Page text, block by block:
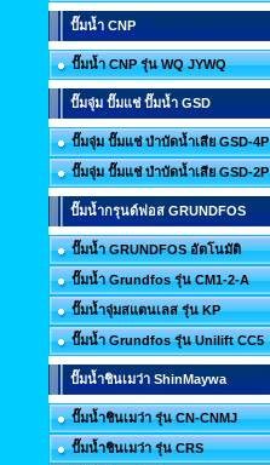
ปั๊มน้ำ CNP
ปั๊มน้ำ CNP รุ่น WQ JYWQ
ปั๊มจุ่ม ปั๊มแช่ ปั๊มน้ำ GSD
ปั๊มจุ่ม ปั๊มแช่ บำบัดน้ำเสีย GSD-4P
ปั๊มจุ่ม ปั๊มแช่ บำบัดน้ำเสีย GSD-2P
ปั๊มน้ำกรุนด์ฟอส GRUNDFOS
ปั๊มน้ำ GRUNDFOS อัตโนมัติ
ปั๊มน้ำ Grundfos รุ่น CM1-2-A
ปั๊มน้ำจุ่มสแตนเลส รุ่น KP
ปั๊มน้ำ Grundfos รุ่น Unilift CC5
ปั๊มน้ำชินเมว่า ShinMaywa
ปั๊มน้ำชินเมว่า รุ่น CN-CNMJ
ปั๊มน้ำชินเมว่า รุ่น CRS